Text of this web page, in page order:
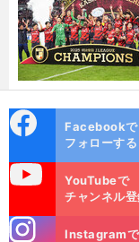
ok
Facebookで
フォローする
YouTubeで
チャンネル
Instagramで